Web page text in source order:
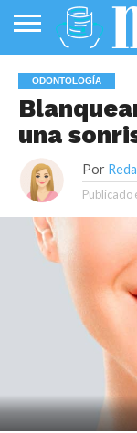
PÚBLICA
SANIDAD
INVESTIGACIÓN
ENTREVISTAS
PROFESIONALES
DE LA SALUD
INFOGRAFÍAS
DE SALUD
OPINIÓN
ODONTOLOGÍA
una
Por
Publicado